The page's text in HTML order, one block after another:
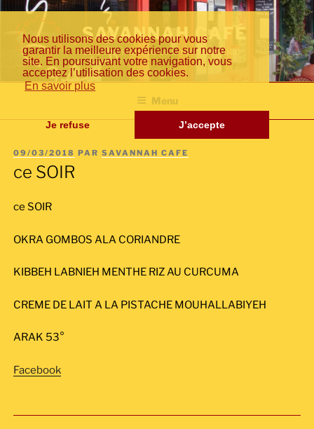
Nous utilisons des cookies pour vous
garantir la meilleure expérience sur notre
site. En poursuivant votre navigation, vous
acceptez l’utilisation des cookies.
En savoir plus
Je refuse J’accepte
contenu
principal
SAVANNAH CAFÉ
Cuisine inventive de la méditerranée
Menu
Fr
an
En
gli
日
本
PUBLIÉ
09/03/2018 PAR SAVANNAH CAFE
ce SOIR
ce SOIR
OKRA GOMBOS ALA CORIANDRE
KIBBEH LABNIEH MENTHE RIZ AU CURCUMA
CREME DE LAIT A LA PISTACHE MOUHALLABIYEH
ARAK 53°
Facebook